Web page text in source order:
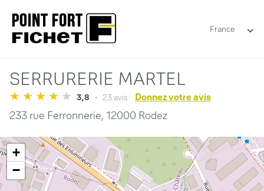
France
SERRURERIE MARTEL
3,8 23 avis Donnez votre avis
233 rue Ferronnerie, 12000 Rodez
+
−